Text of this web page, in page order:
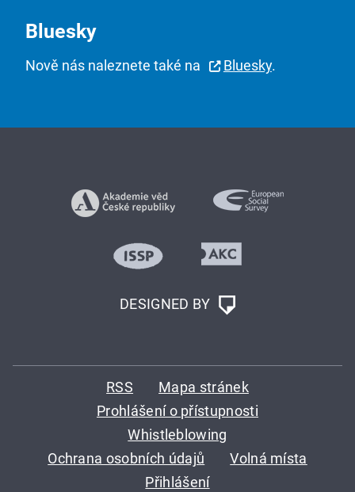
Bluesky
Nově nás naleznete také na Bluesky.
DESIGNED BY
RSS
Mapa stránek
Prohlášení o přístupnosti
Whistleblowing
Ochrana osobních údajů
Volná místa
Přihlášení